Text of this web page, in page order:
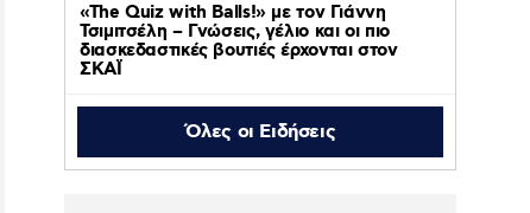
«The Quiz with Balls!» με τον Γιάννη
Τσιμιτσέλη – Γνώσεις, γέλιο και οι πιο
διασκεδαστικές βουτιές έρχονται στον
ΣΚΑΪ
Όλες οι Ειδήσεις